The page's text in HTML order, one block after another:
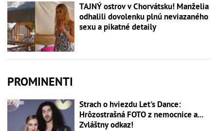
TAJNÝ ostrov v Chorvátsku! Manželia
odhalili dovolenku plnú neviazaného
sexu a pikatné detaily
PROMINENTI
Strach o hviezdu Let's Dance:
Hrôzostrašná FOTO z nemocnice a...
Zvláštny odkaz!